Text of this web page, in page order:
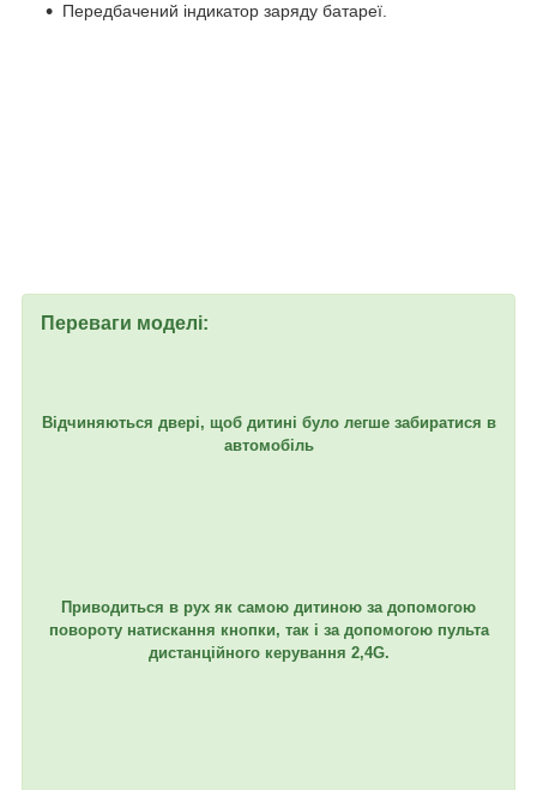
Передбачений індикатор заряду батареї.
Переваги моделі:
Відчиняються двері, щоб дитині було легше забиратися в
автомобіль
Приводиться в рух як самою дитиною за допомогою
повороту натискання кнопки, так і за допомогою пульта
дистанційного керування 2,4G.